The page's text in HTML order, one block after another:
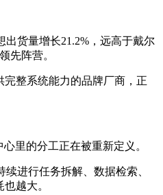
出货量增长21.2%，远高于戴尔
先阵营。
整系统能力的品牌厂商，正
里的分工正在被重新定义。
进行任务拆解、数据检索、
越大。